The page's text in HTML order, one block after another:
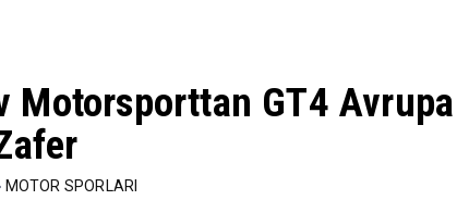
Motorsporttan GT4 Avrupa
MOTOR SPORLARI